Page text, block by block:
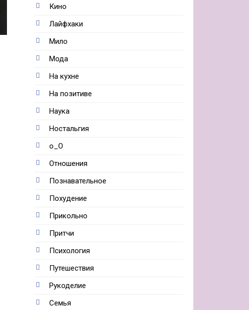
Кино
Лайфхаки
Мило
Мода
На кухне
На позитиве
Наука
Ностальгия
о_О
Отношения
Познавательное
Похудение
Прикольно
Притчи
Психология
Путешествия
Рукоделие
Семья